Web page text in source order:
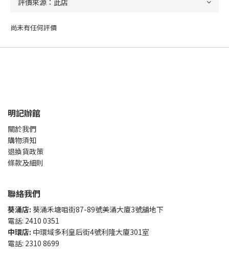
尚未有任何評價
明記辦館
關於我們
購物須知
退換貨政策
條款及細則
聯絡我們
葵涌店: 葵涌禾塘咀街87-89號美涌大廈3號舖地下
電話: 2410 0351
中環店: 中環域多利皇后街4號利隆大廈301室
電話: 2310 8699